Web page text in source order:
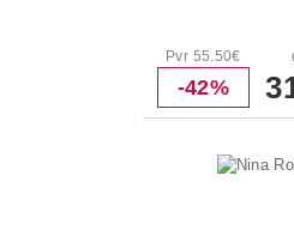
Pvr 55.50€
-42%